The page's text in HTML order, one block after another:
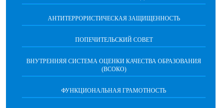
АНТИТЕРРОРИСТИЧЕСКАЯ ЗАЩИЩЕННОСТЬ
ПОПЕЧИТЕЛЬСКИЙ СОВЕТ
ВНУТРЕННЯЯ СИСТЕМА ОЦЕНКИ КАЧЕСТВА ОБРАЗОВАНИЯ
(ВСОКО)
ФУНКЦИОНАЛЬНАЯ ГРАМОТНОСТЬ